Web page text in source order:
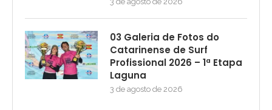
03 Galeria de Fotos do
Catarinense de Surf
Profissional 2026 – 1ª Etapa
Laguna
3 de agosto de 2026